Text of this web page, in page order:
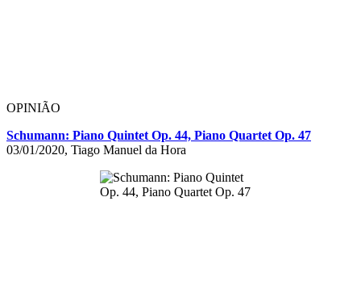
OPINIÃO
Schumann: Piano Quintet Op. 44, Piano Quartet Op. 47
03/01/2020, Tiago Manuel da Hora